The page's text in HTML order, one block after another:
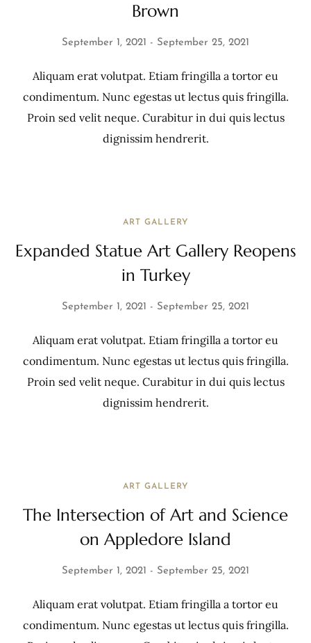
Brown
September 1, 2021 September 25, 2021
Aliquam erat volutpat. Etiam fringilla a tortor eu
condimentum. Nunc egestas ut lectus quis fringilla.
Proin sed velit neque. Curabitur in dui quis lectus
dignissim hendrerit.
ART GALLERY
Expanded Statue Art Gallery Reopens
in Turkey
September 1, 2021 September 25, 2021
Aliquam erat volutpat. Etiam fringilla a tortor eu
condimentum. Nunc egestas ut lectus quis fringilla.
Proin sed velit neque. Curabitur in dui quis lectus
dignissim hendrerit.
ART GALLERY
The Intersection of Art and Science
on Appledore Island
September 1, 2021 September 25, 2021
Aliquam erat volutpat. Etiam fringilla a tortor eu
condimentum. Nunc egestas ut lectus quis fringilla.